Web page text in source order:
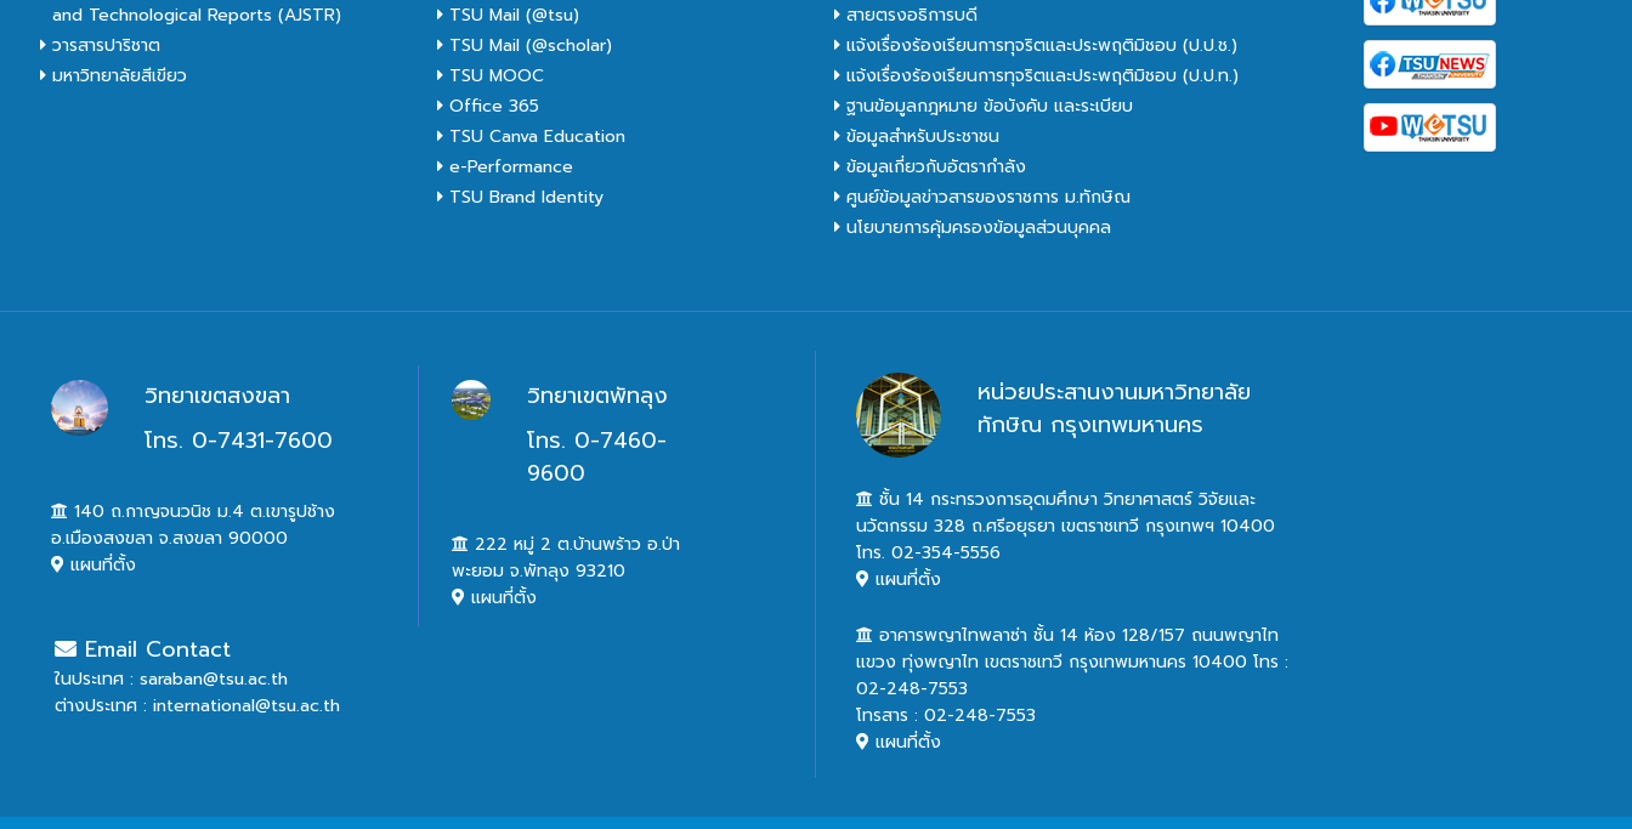
and Technological Reports (AJSTR)
วารสารปาริชาต
มหาวิทยาลัยสีเขียว
TSU Mail (@tsu)
TSU Mail (@scholar)
TSU MOOC
Office 365
TSU Canva Education
e-Performance
TSU Brand Identity
สายตรงอธิการบดี
แจ้งเรื่องร้องเรียนการทุจริตและประพฤติมิชอบ (ป.ป.ช.)
แจ้งเรื่องร้องเรียนการทุจริตและประพฤติมิชอบ (ป.ป.ท.)
ฐานข้อมูลกฎหมาย ข้อบังคับ และระเบียบ
ข้อมูลสำหรับประชาชน
ข้อมูลเกี่ยวกับอัตรากำลัง
ศูนย์ข้อมูลข่าวสารของราชการ ม.ทักษิณ
นโยบายการคุ้มครองข้อมูลส่วนบุคคล
วิทยาเขตสงขลา
โทร. 0-7431-7600
140 ถ.กาญจนวนิช ม.4 ต.เขารูปช้าง
อ.เมืองสงขลา จ.สงขลา 90000
แผนที่ตั้ง
วิทยาเขตพัทลุง
โทร. 0-7460-
9600
222 หมู่ 2 ต.บ้านพร้าว อ.ป่า
พะยอม จ.พัทลุง 93210
แผนที่ตั้ง
Email Contact
ในประเทศ : saraban@tsu.ac.th
ต่างประเทศ : international@tsu.ac.th
หน่วยประสานงานมหาวิทยาลัย
ทักษิณ กรุงเทพมหานคร
ชั้น 14 กระทรวงการอุดมศึกษา วิทยาศาสตร์ วิจัยและ
นวัตกรรม 328 ถ.ศรีอยุธยา เขตราชเทวี กรุงเทพฯ 10400
โทร. 02-354-5556
แผนที่ตั้ง
อาคารพญาไทพลาซ่า ชั้น 14 ห้อง 128/157 ถนนพญาไท
แขวง ทุ่งพญาไท เขตราชเทวี กรุงเทพมหานคร 10400 โทร :
02-248-7553
โทรสาร : 02-248-7553
แผนที่ตั้ง